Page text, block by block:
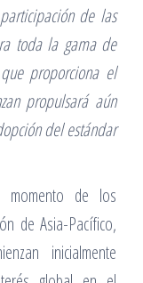
de las
toda la gama de
proporciona el
propulsará aún
del estándar
momento de los
de Asia-Pacífico,
inicialmente